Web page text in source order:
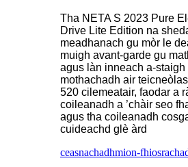
Tha NETA S 2023 Pure
Drive Lite Edition na
meadhanach gu mòr le
muigh avant-garde gu
agus làn inneach a-staigh
mothachadh air
520 cilemeatair, faodar a
coileanadh a ’chàir seo
agus tha coileanadh
cuideachd glè àrd
ceasnachadhmion-